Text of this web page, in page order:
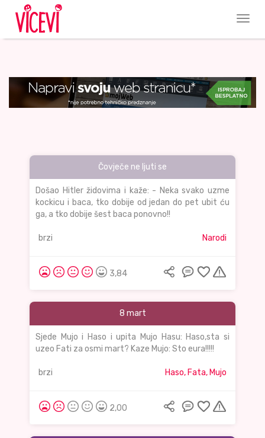
Čovječe ne ljuti se
Došao Hitler židovima i kaže: - Neka svako uzme
kockicu i baca, tko dobije od jedan do pet ubit ću
ga, a tko dobije šest baca ponovno!!
brzi Narodi
3,84
8 mart
Sjede Mujo i Haso i upita Mujo Hasu: Haso,sta si
uzeo Fati za osmi mart? Kaze Mujo: Sto eura!!!!!
brzi Haso, Fata, Mujo
2,00